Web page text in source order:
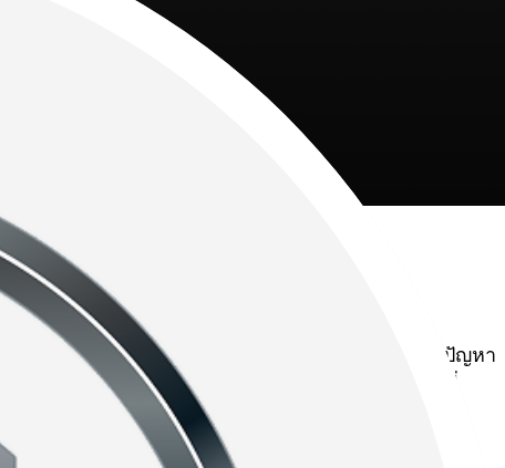
องนั่งรอเกือบทั้งวันกว่าจะรับรถกลับได้ สิ่งนี้ถือเป็นปัญหา
ทุกวัน ยิ่งต้องการความรวดเร็วและความสะดวกที่ไม่
การตรวจเช็กตามระยะที่ช่วยให้คุณสามารถ “ตรวจ–